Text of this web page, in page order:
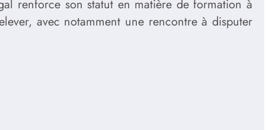
renforce son statut en matière de formation à
avec notamment une rencontre à disputer